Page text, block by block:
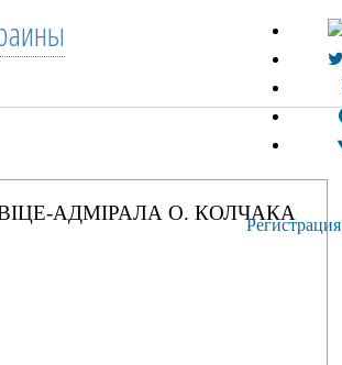
Регистрация
АДМІРАЛА О. КОЛЧАКА